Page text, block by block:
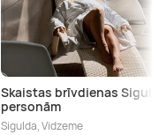
Skaistas brīvdienas
personām
Sigulda, Vidzeme